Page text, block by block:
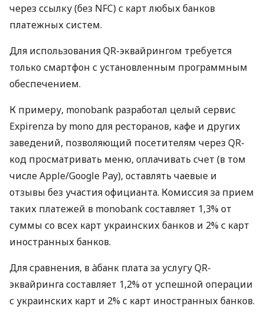
через ссылку (без NFC) с карт любых банков
платежных систем.
Для использования QR-эквайрингом требуется
только смартфон с установленным программным
обеспечением.
К примеру, monobank разработал целый сервис
Expirenza by mono для ресторанов, кафе и других
заведений, позволяющий посетителям через QR-
код просматривать меню, оплачивать счет (в том
числе Apple/Google Pay), оставлять чаевые и
отзывы без участия официанта. Комиссия за прием
таких платежей в monobank составляет 1,3% от
суммы со всех карт украинских банков и 2% с карт
иностранных банков.
Для сравнения, в àбанк плата за услугу QR-
эквайринга составляет 1,2% от успешной операции
с украинских карт и 2% с карт иностранных банков.